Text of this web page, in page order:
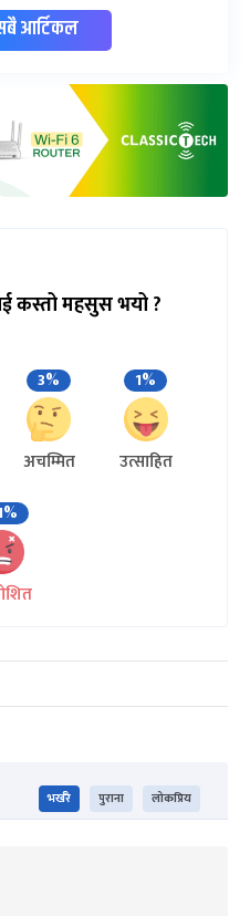
आर्टिकल
कस्तो महसुस भयो ?
3%
अचम्मित
1%
उत्साहित
भर्खरै पुराना लोकप्रिय